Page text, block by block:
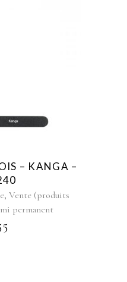
– KANGA –
, Vente (produits
permanent